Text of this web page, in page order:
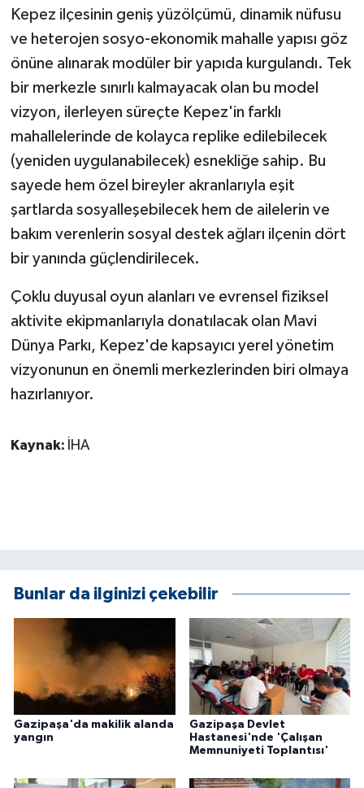
Kepez ilçesinin geniş yüzölçümü, dinamik nüfusu
ve heterojen sosyo-ekonomik mahalle yapısı göz
önüne alınarak modüler bir yapıda kurgulandı. Tek
bir merkezle sınırlı kalmayacak olan bu model
vizyon, ilerleyen süreçte Kepez'in farklı
mahallelerinde de kolayca replike edilebilecek
(yeniden uygulanabilecek) esnekliğe sahip. Bu
sayede hem özel bireyler akranlarıyla eşit
şartlarda sosyalleşebilecek hem de ailelerin ve
bakım verenlerin sosyal destek ağları ilçenin dört
bir yanında güçlendirilecek.
Çoklu duyusal oyun alanları ve evrensel fiziksel
aktivite ekipmanlarıyla donatılacak olan Mavi
Dünya Parkı, Kepez'de kapsayıcı yerel yönetim
vizyonunun en önemli merkezlerinden biri olmaya
hazırlanıyor.
Kaynak: İHA
Bunlar da ilginizi çekebilir
Gazipaşa'da makilik alanda
yangın
Gazipaşa Devlet
Hastanesi'nde 'Çalışan
Memnuniyeti Toplantısı'